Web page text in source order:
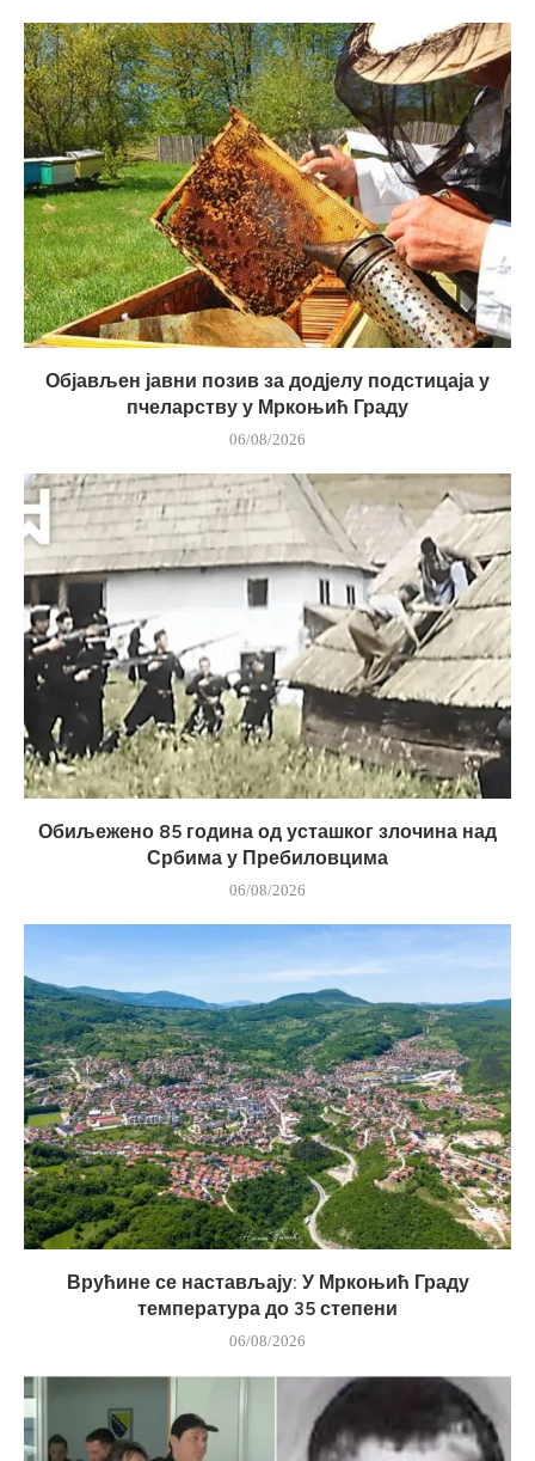
Објављен јавни позив за додјелу подстицаја у
пчеларству у Мркоњић Граду
06/08/2026
Обиљежено 85 година од усташког злочина над
Србима у Пребиловцима
06/08/2026
Врућине се настављају: У Мркоњић Граду
температура до 35 степени
06/08/2026